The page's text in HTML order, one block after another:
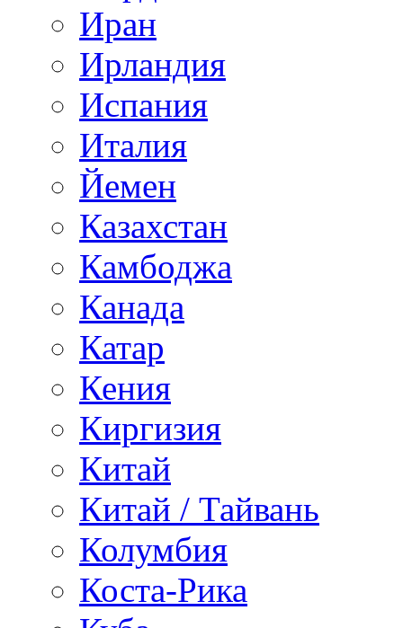
Иран
Ирландия
Испания
Италия
Йемен
Казахстан
Камбоджа
Канада
Катар
Кения
Киргизия
Китай
Китай / Тайвань
Колумбия
Коста-Рика